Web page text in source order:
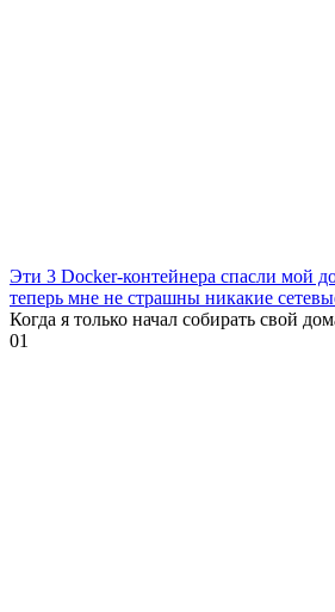
Эти 3 Docker-контейнера спасли мой
теперь мне не страшны никакие
Когда я только начал собирать свой
01